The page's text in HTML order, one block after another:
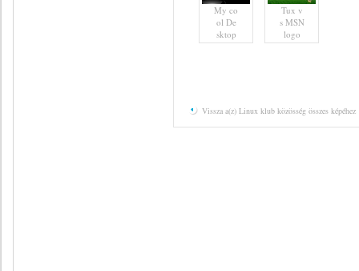
My co
ol De
sktop
Tux v
s MSN
logo
Vissza a(z) Linux klub közösség összes képéhez